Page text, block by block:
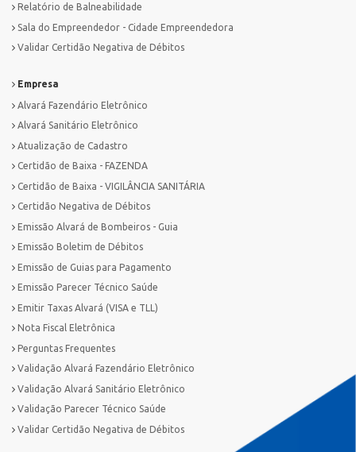
Relatório de Balneabilidade
Sala do Empreendedor - Cidade Empreendedora
Validar Certidão Negativa de Débitos
Empresa
Alvará Fazendário Eletrônico
Alvará Sanitário Eletrônico
Atualização de Cadastro
Certidão de Baixa - FAZENDA
Certidão de Baixa - VIGILÂNCIA SANITÁRIA
Certidão Negativa de Débitos
Emissão Alvará de Bombeiros - Guia
Emissão Boletim de Débitos
Emissão de Guias para Pagamento
Emissão Parecer Técnico Saúde
Emitir Taxas Alvará (VISA e TLL)
Nota Fiscal Eletrônica
Perguntas Frequentes
Validação Alvará Fazendário Eletrônico
Validação Alvará Sanitário Eletrônico
Validação Parecer Técnico Saúde
Validar Certidão Negativa de Débitos